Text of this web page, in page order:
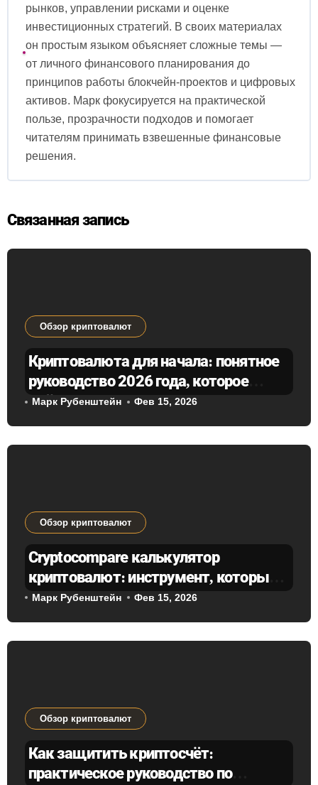
рынков, управлении рисками и оценке
инвестиционных стратегий. В своих материалах
он простым языком объясняет сложные темы —
от личного финансового планирования до
принципов работы блокчейн‑проектов и цифровых
активов. Марк фокусируется на практической
пользе, прозрачности подходов и помогает
читателям принимать взвешенные финансовые
решения.
Связанная запись
Обзор криптовалют
Криптовалюта для начала: понятное
руководство 2026 года, которое
действительно поможет
Марк Рубенштейн Фев 15, 2026
Обзор криптовалют
Cryptocompare калькулятор
криптовалют: инструмент, который
меняет представление о курсах и
Марк Рубенштейн Фев 15, 2026
Обзор криптовалют
Как защитить криптосчёт:
практическое руководство по